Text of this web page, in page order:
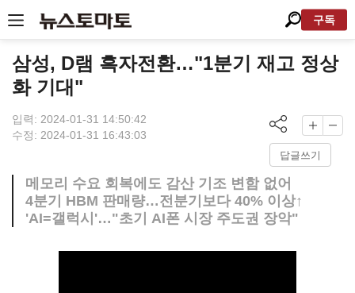
구독
삼성, D램 흑자전환…"1분기 재고 정상
화 기대"
입력: 2024-01-31 14:50:42
수정: 2024-01-31 16:43:03
답글쓰기
메모리 수요 회복에도 감산 기조 변함 없어
4분기 HBM 판매량…전분기보다 40% 이상↑
'AI=갤럭시'…"초기 AI폰 시장 주도권 장악"